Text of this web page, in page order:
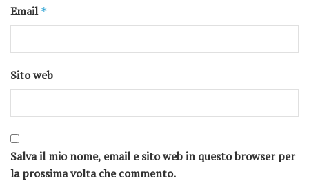
Email *
Sito web
Salva il mio nome, email e sito web in questo browser per
la prossima volta che commento.